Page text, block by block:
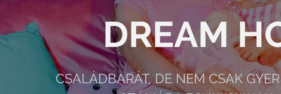
DREAM
CSALÁDBARÁT, DE NEM CSAK